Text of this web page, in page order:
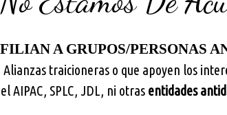
A GRUPOS/PERSONAS
traicioneras o que apoyen los
AIPAC, SPLC, JDL, ni otras entidades